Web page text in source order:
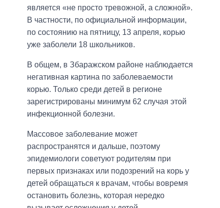
является «не просто тревожной, а сложной».
В частности, по официальной информации,
по состоянию на пятницу, 13 апреля, корью
уже заболели 18 школьников.
В общем, в Збаражском районе наблюдается
негативная картина по заболеваемости
корью. Только среди детей в регионе
зарегистрированы минимум 62 случая этой
инфекционной болезни.
Массовое заболевание может
распространятся и дальше, поэтому
эпидемиологи советуют родителям при
первых признаках или подозрений на корь у
детей обращаться к врачам, чтобы вовремя
остановить болезнь, которая нередко